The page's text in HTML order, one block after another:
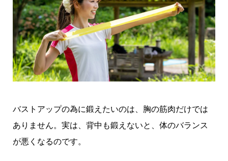
バストアップの為に鍛えたいのは、胸の筋肉だけでは
ありません。実は、背中も鍛えないと、体のバランス
が悪くなるのです。